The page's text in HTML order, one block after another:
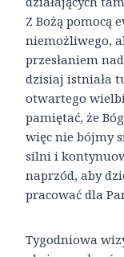
Z Bożą pomocą
niemożliwego,
przesłaniem
dzisiaj istniała
otwartego
pamiętać, że
więc nie bójmy
silni i
naprzód, aby
pracować dla
Tygodniowa